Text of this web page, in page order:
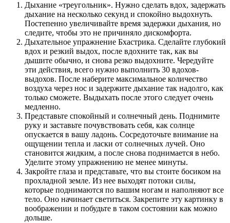
Дыхание «треугольник». Нужно сделать вдох, задержать
дыхание на несколько секунд и спокойно выдохнуть.
Постепенно увеличивайте время задержки дыхания, но
следите, чтобы это не причиняло дискомфорта.
Дыхательное упражнение Бхастрика. Сделайте глубокий
вдох и резкий выдох, после вдохните так, как вы
дышите обычно, и снова резко выдохните. Чередуйте
эти действия, всего нужно выполнить 30 вдохов-
выдохов. После наберите максимальное количество
воздуха через нос и задержите дыхание так надолго, как
только сможете. Выдыхать после этого следует очень
медленно.
Представьте спокойный и солнечный день. Поднимите
руку и заставьте почувствовать себя, как солнце
опускается в вашу ладонь. Сосредоточьте внимание на
ощущении тепла и ласки от солнечных лучей. Оно
становится жидким, а после снова поднимается в небо.
Уделите этому упражнению не менее минуты.
Закройте глаза и представьте, что вы стоите босиком на
прохладной земле. Из нее выходят потоки силы,
которые поднимаются по вашим ногам и наполняют все
тело. Оно начинает светиться. Закрепите эту картинку в
воображении и побудьте в таком состоянии как можно
дольше.